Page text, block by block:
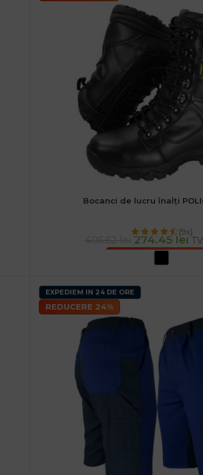
Bocanci de lucru înalți
(9x)
274.45 lei
EXPEDIEM IN 24 DE ORE
REDUCERE 24%